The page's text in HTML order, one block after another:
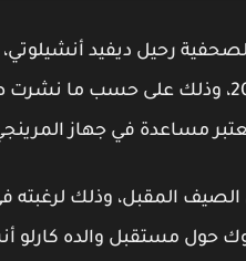
رحيل ديفيد
الموسم الجاري 2022-2023، وذلك
جهاز المرينجي، والذي توج بـ 5 ألقاب
الصيف المقبل، وذلك
حول مستقبل والده كارلو